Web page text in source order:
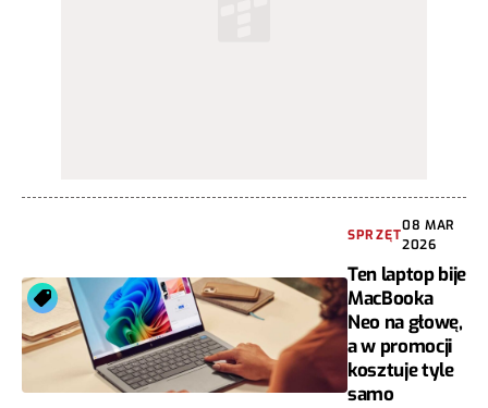
SPRZĘT
08 MAR
2026
Ten laptop bije
MacBooka
Neo na głowę,
a w promocji
kosztuje tyle
samo